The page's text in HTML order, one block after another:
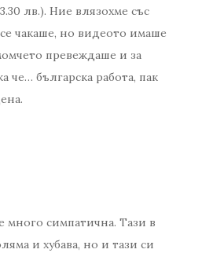
лв.). Ние влязохме със
чакаше, но видеото имаше
превеждаше и за
че… българска работа, пак
много симпатична. Тази в
и хубава, но и тази си